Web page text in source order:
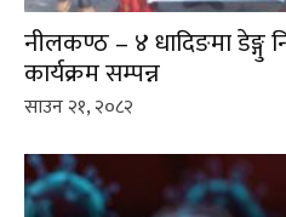
नीलकण्ठ – ४ धादिङमा डेङ्गु
कार्यक्रम सम्पन्न
साउन २१, २०८२